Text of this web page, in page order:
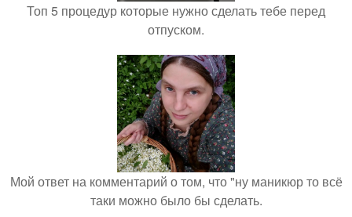
Топ 5 процедур которые нужно сделать тебе перед
отпуском.
Мой ответ на комментарий о том, что "ну маникюр то всё
таки можно было бы сделать.